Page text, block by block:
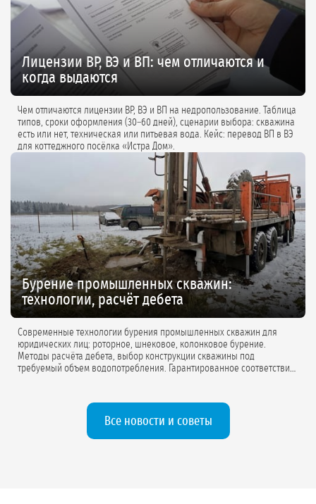
Лицензии ВР, ВЭ и ВП: чем отличаются и
когда выдаются
Чем отличаются лицензии ВР, ВЭ и ВП на недропользование. Таблица
типов, сроки оформления (30–60 дней), сценарии выбора: скважина
есть или нет, техническая или питьевая вода. Кейс: перевод ВП в ВЭ
для коттеджного посёлка «Истра Дом».
Бурение промышленных скважин:
технологии, расчёт дебета
Современные технологии бурения промышленных скважин для
юридических лиц: роторное, шнековое, колонковое бурение.
Методы расчёта дебета, выбор конструкции скважины под
требуемый объем водопотребления. Гарантированное соответствие
Все новости и советы